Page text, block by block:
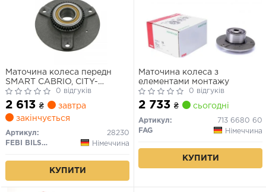
Маточина колеса передн
SMART CABRIO, CITY-
COUPE, CROSSBLADE,
FORTWO, ROADSTER
0.6/0.7/0.8D 07.98-01.07
0 відгуків
2 613 ₴
завтра
закінчується
Артикул:
28230
FEBI BILSTEIN
Німеччина
КУПИТИ
Маточина колеса з
елементами монтажу
0 відгуків
2 733 ₴ сьогодні
Артикул:
713 6680 60
FAG
Німеччина
КУПИТИ